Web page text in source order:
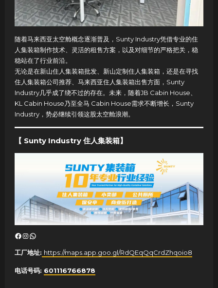
随着马来西亚太空舱概念逐渐普及，Sunty Industry凭借专业的住
人集装箱制作技术、灵活的租售方案，以及对细节的严格把关，稳
稳站在了行业前沿。
无论是在新山住人集装箱批发、新山定制住人集装箱，还是在寻找
住人集装箱公司推荐、马来西亚住人集装箱出售方面，Sunty
Industry几乎成了绕不过的存在。未来，随着JB Cabin House、
KL Cabin House乃至全马 Cabin House需求不断增长，Sunty
Industry，势必继续引领这股太空舱浪潮。
【 Sunty Industry 住人集装箱】
Facebook
Instagram
WhatsApp
工厂地址: https://maps.app.goo.gl/RdQEqQqCrdZhqoio8
电话号码: 601116766878